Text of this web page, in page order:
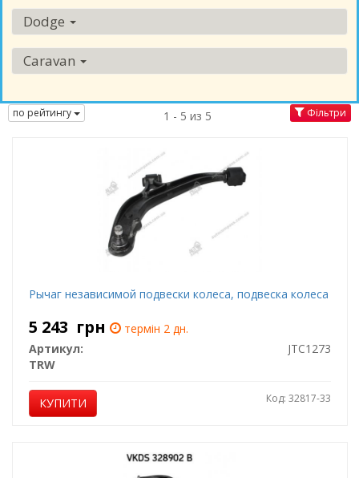
Dodge
Caravan
по рейтингу 1 - 5 из 5 Фільтри
Рычаг независимой подвески колеса, подвеска колеса
5 243 грн
термін 2 дн.
Артикул:
JTC1273
TRW
КУПИТИ Код: 32817-33